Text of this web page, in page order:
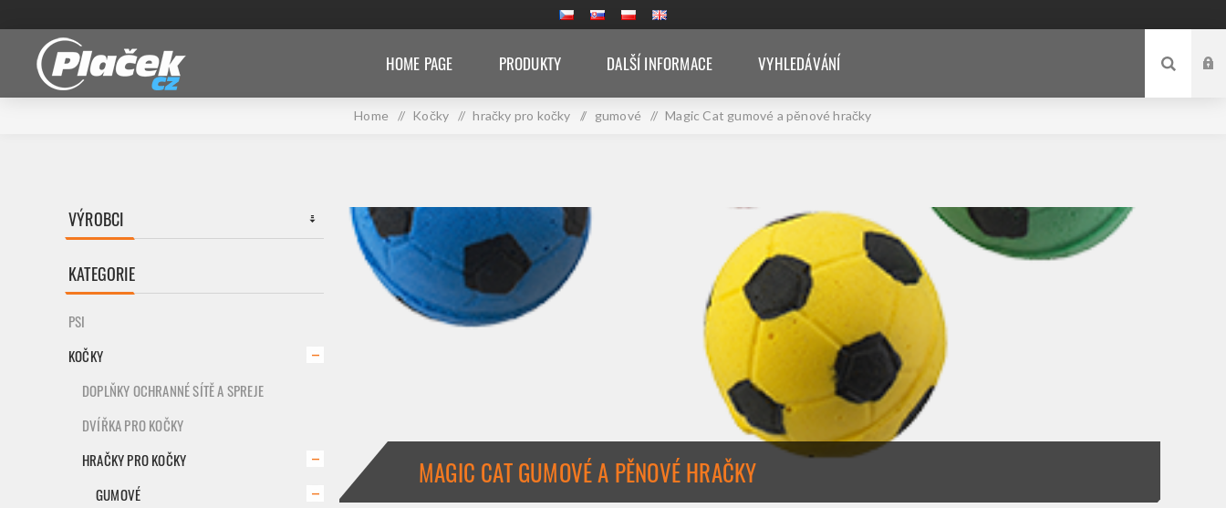
HOME PAGE PRODUKTY DALŠÍ INFORMACE VYHLEDÁVÁNÍ
Home / Kočky / hračky pro kočky / gumové / Magic Cat gumové a pěnové hračky
MAGIC CAT GUMOVÉ A PĚNOVÉ HRAČKY
VÝROBCI
KATEGORIE
PSI
KOČKY
DOPLŇKY OCHRANNÉ SÍTĚ A SPREJE
DVÍŘKA PRO KOČKY
HRAČKY PRO KOČKY
GUMOVÉ